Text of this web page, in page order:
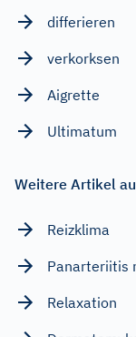
differieren
verkorksen
Aigrette
Ultimatum
Weitere Artikel
Reizklima
Panarteriitis
Relaxation